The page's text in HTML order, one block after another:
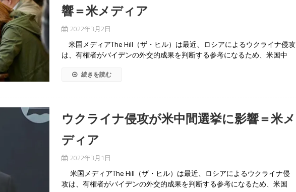
響＝米メディア
2022年3月2日
米国メディアThe Hill（ザ・ヒル）は最近、ロシアによるウクライナ侵攻
は、有権者がバイデンの外交的成果を判断する参考になるため、米国中
続きを読む
ウクライナ侵攻が米中間選挙に影響＝米メ
ディア
2022年3月1日
米国メディアThe Hill（ザ・ヒル）は最近、ロシアによるウクライナ侵
攻は、有権者がバイデンの外交的成果を判断する参考になるため、米国